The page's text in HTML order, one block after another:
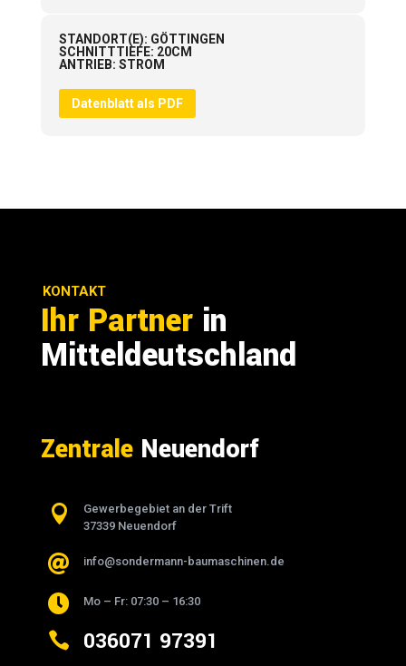
STANDORT(E): GÖTTINGEN
SCHNITTTIEFE: 20CM
ANTRIEB: STROM
Datenblatt als PDF
KONTAKT
Ihr Partner in
Mitteldeutschland
ZentraleNeuendorf

Gewerbegebiet an der Trift
37339 Neuendorf
 info@sondermann-baumaschinen.de
 Mo – Fr: 07:30 – 16:30
 036071 97391